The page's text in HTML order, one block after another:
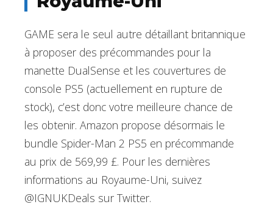
GAME sera le seul autre détaillant britannique
à proposer des précommandes pour la
manette DualSense et les couvertures de
console PS5 (actuellement en rupture de
stock), c’est donc votre meilleure chance de
les obtenir. Amazon propose désormais le
bundle Spider-Man 2 PS5 en précommande
au prix de 569,99 £. Pour les dernières
informations au Royaume-Uni, suivez
@IGNUKDeals sur Twitter.